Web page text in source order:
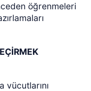
öğrenmeleri
vücutlarını